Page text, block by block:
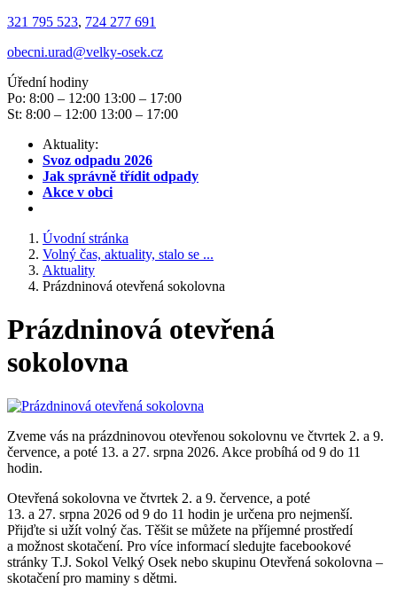
321 795 523, 724 277 691
obecni.urad@velky-osek.cz
Úřední hodiny
Po: 8:00 – 12:00 13:00 – 17:00
St: 8:00 – 12:00 13:00 – 17:00
Aktuality:
Svoz odpadu 2026
Jak správně třídit odpady
Akce v obci
Úvodní stránka
Volný čas, aktuality, stalo se ...
Aktuality
Prázdninová otevřená sokolovna
Prázdninová otevřená
sokolovna
Zveme vás na prázdninovou otevřenou sokolovnu ve čtvrtek 2. a 9.
července, a poté 13. a 27. srpna 2026. Akce probíhá od 9 do 11
hodin.
Otevřená sokolovna ve čtvrtek 2. a 9. července, a poté
13. a 27. srpna 2026 od 9 do 11 hodin je určena pro nejmenší.
Přijďte si užít volný čas. Těšit se můžete na příjemné prostředí
a možnost skotačení. Pro více informací sledujte facebookové
stránky T.J. Sokol Velký Osek nebo skupinu Otevřená sokolovna –
skotačení pro maminy s dětmi.